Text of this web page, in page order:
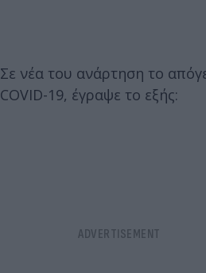
Σε νέα του ανάρτηση το
COVID-19, έγραψε το εξής: